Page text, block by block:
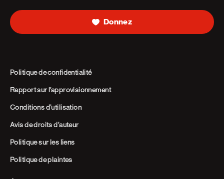
Donnez
Politique de confidentialité
Rapport sur l’approvisionnement
Conditions d’utilisation
Avis de droits d’auteur
Politique sur les liens
Politique de plaintes